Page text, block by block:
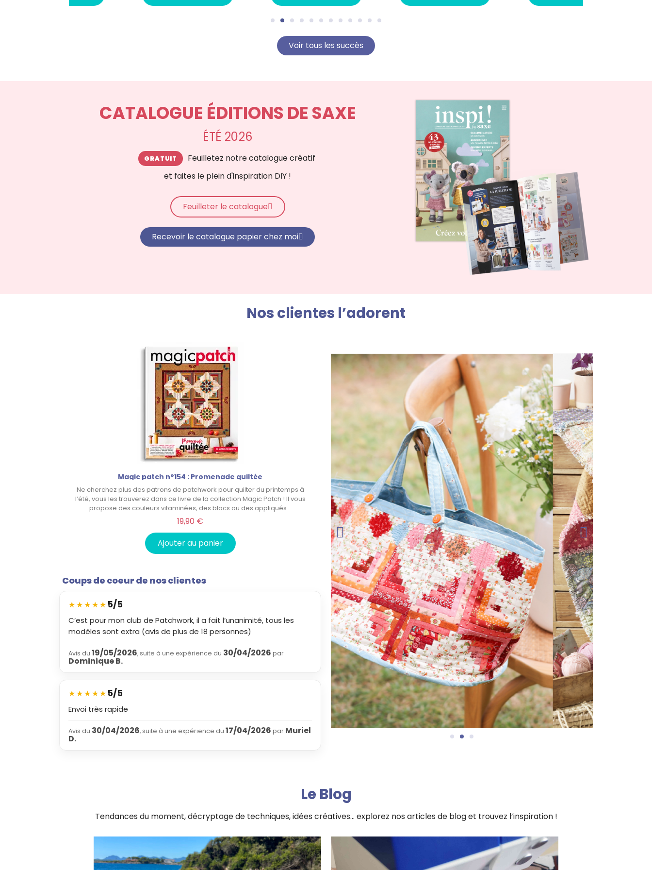
Voir tous les succès
CATALOGUE ÉDITIONS DE SAXE​
ÉTÉ 2026
Feuilletez notre catalogue créatif
et faites le plein d'inspiration DIY !
Feuilleter le catalogue
Recevoir le catalogue papier chez moi
Nos clientes l’adorent
Magic patch n°154 : Promenade quiltée
Ne cherchez plus des patrons de patchwork pour quilter du printemps à
l’été, vous les trouverez dans ce livre de la collection Magic Patch ! Il vous
propose des couleurs vitaminées, des blocs ou des appliqués…
19,90 €
Ajouter au panier
Coups de coeur de nos clientes
★★★★★ 5/5
C’est pour mon club de Patchwork, il a fait l’unanimité, tous les
modèles sont extra (avis de plus de 18 personnes)
Avis du 19/05/2026, suite à une expérience du 30/04/2026 par
Dominique B.
★★★★★ 5/5
Envoi très rapide
Avis du 30/04/2026, suite à une expérience du 17/04/2026 par Muriel
D.
Le Blog
Tendances du moment, décryptage de techniques, idées créatives… explorez nos articles de blog et trouvez l’inspiration !